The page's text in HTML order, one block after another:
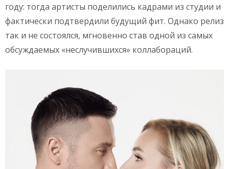
году: тогда артисты поделились кадрами из студии и
фактически подтвердили будущий фит. Однако релиз
так и не состоялся, мгновенно став одной из самых
обсуждаемых «неслучившихся» коллабораций.